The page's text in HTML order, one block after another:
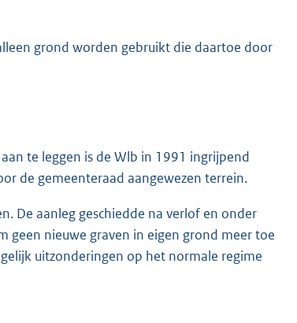
grond worden gebruikt die daartoe door
te leggen is de Wlb in 1991 ingrijpend
de gemeenteraad aangewezen terrein.
De aanleg geschiedde na verlof en onder
geen nieuwe graven in eigen grond meer toe
uitzonderingen op het normale regime